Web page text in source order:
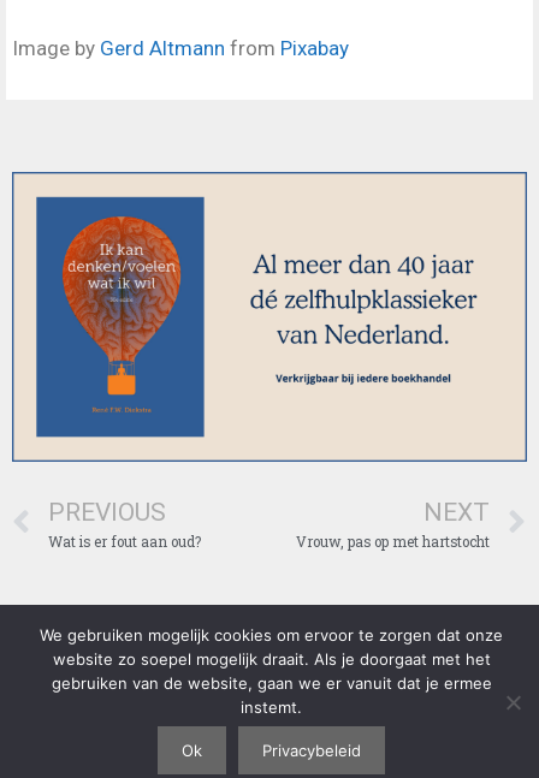
Image by Gerd Altmann from Pixabay
PREVIOUS
Wat is er fout aan oud?
NEXT
Vrouw, pas op met hartstocht
Lees voordat u gebruik maakt van onze website, ons privacybeleid
goed door: https://diekstra.nl/privacybeleid/ . Door gebruik te maken
van onze website, gaat u akkoord met ons privacybeleid. (C) 1970-
2018 Professor Dr. Rene Diekstra en andere rechthebbenden. Alle
rechten voorbehouden.
We gebruiken mogelijk cookies om ervoor te zorgen dat onze
website zo soepel mogelijk draait. Als je doorgaat met het
gebruiken van de website, gaan we er vanuit dat je ermee
instemt.
Ok Privacybeleid